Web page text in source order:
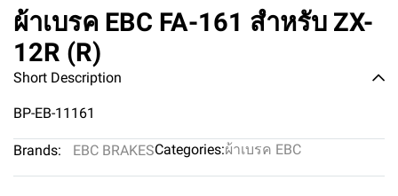
ผ้าเบรค EBC FA-161 สำหรับ ZX-
12R (R)
Short Description
BP-EB-11161
Brands: EBC BRAKESCategories:ผ้าเบรค EBC